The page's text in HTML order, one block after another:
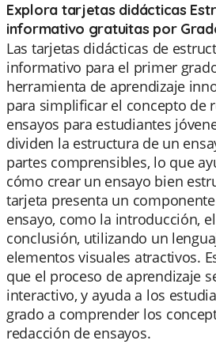
Explora tarjetas didácticas
informativo gratuitas por
Las tarjetas didácticas de
informativo para el primer
herramienta de aprendizaje
para simplificar el concepto de
ensayos para estudiantes
dividen la estructura de un
partes comprensibles, lo que
cómo crear un ensayo bien
tarjeta presenta un
ensayo, como la introducción,
conclusión, utilizando un
elementos visuales atractivos.
que el proceso de aprendizaje
interactivo, y ayuda a los
grado a comprender los
redacción de ensayos.